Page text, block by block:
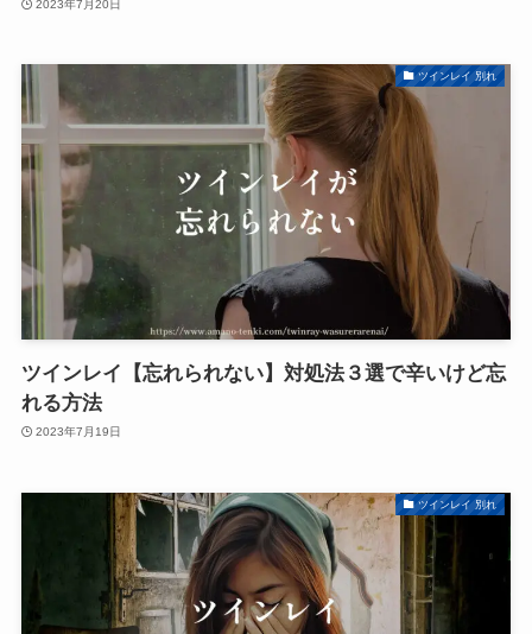
2023年7月20日
ツインレイ 別れ
ツインレイ【忘れられない】対処法３選で辛いけど忘
れる方法
2023年7月19日
ツインレイ 別れ